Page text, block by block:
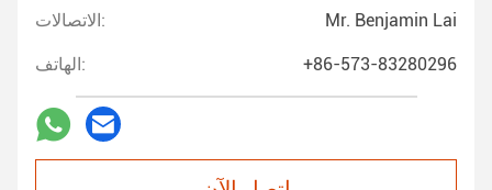
الاتصالات: Mr. Benjamin Lai
الهاتف: +86-573-83280296